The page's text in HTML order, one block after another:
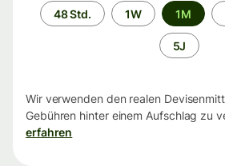
Zeitraum
48 Std. 1W 1M
5J
Wir verwenden den realen
Gebühren hinter einem Aufschlag zu
erfahren